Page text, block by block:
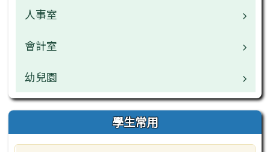
檔案下載
行事曆
網管專區
學生常用
檔案下載
行事曆
午餐中心
校園公告
檔案下載
行事曆
業務職掌
校園公告
檔案下載
行事曆
人事室
業務職掌
校園公告
檔案下載
行事曆
會計室
業務職掌
校園公告
檔案下載
幼兒園
業務職掌
校園公告
學生常用